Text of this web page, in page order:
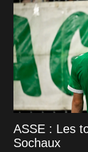
ASSE : Les
Sochaux